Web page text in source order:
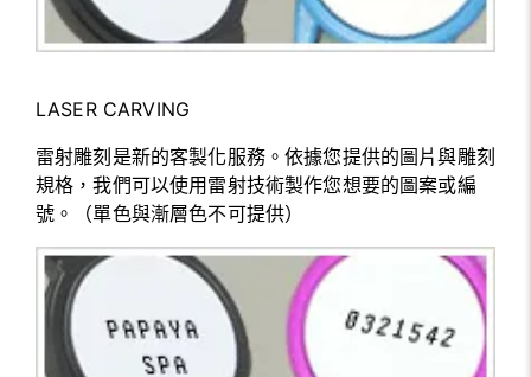
LASER CARVING
雷射雕刻是新的客製化服務。依據您提供的圖片與雕刻
規格，我們可以使用雷射技術製作您想要的圖案或編
號。（單色與漸層色不可提供）